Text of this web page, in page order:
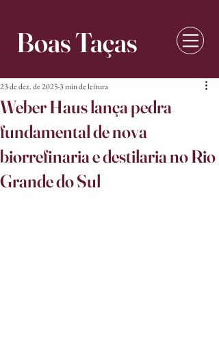
Boas Taças
Weber Haus lança pedra
fundamental de nova
biorrefinaria e destilaria no Rio
Grande do Sul
23 de dez. de 20253 min de leitura